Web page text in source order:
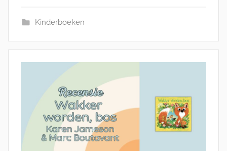
Kinderboeken